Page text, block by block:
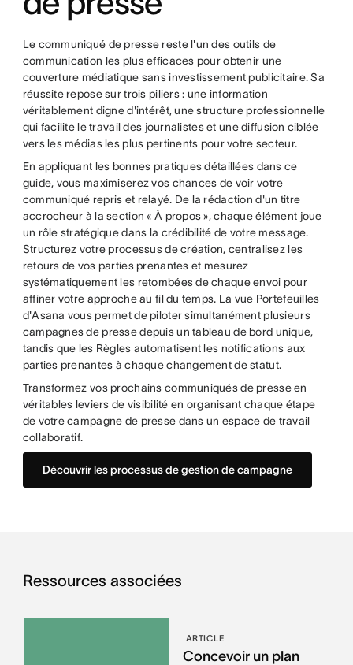
Le communiqué de presse reste l'un des outils de
communication les plus efficaces pour obtenir une
couverture médiatique sans investissement publicitaire. Sa
réussite repose sur trois piliers : une information
véritablement digne d'intérêt, une structure professionnelle
qui facilite le travail des journalistes et une diffusion ciblée
vers les médias les plus pertinents pour votre secteur.
En appliquant les bonnes pratiques détaillées dans ce
guide, vous maximiserez vos chances de voir votre
communiqué repris et relayé. De la rédaction d'un titre
accrocheur à la section « À propos », chaque élément joue
un rôle stratégique dans la crédibilité de votre message.
Structurez votre processus de création, centralisez les
retours de vos parties prenantes et mesurez
systématiquement les retombées de chaque envoi pour
affiner votre approche au fil du temps. La vue Portefeuilles
d'Asana vous permet de piloter simultanément plusieurs
campagnes de presse depuis un tableau de bord unique,
tandis que les Règles automatisent les notifications aux
parties prenantes à chaque changement de statut.
Transformez vos prochains communiqués de presse en
véritables leviers de visibilité en organisant chaque étape
de votre campagne de presse dans un espace de travail
collaboratif.
Découvrir les processus de gestion de campagne
Ressources associées
ARTICLE
Concevoir un plan